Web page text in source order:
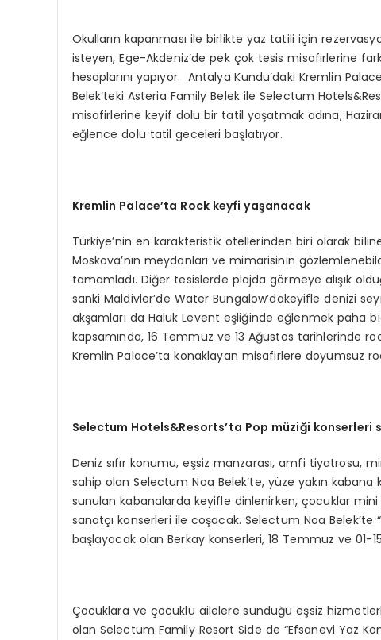
Okulların kapanması ile birlikte yaz tatili için
isteyen, Ege-Akdeniz’de pek çok tesis misafirlerine
hesaplarını yapıyor. Antalya Kundu’daki Kremlin
Belek’teki Asteria Family Belek ile Selectum
misafirlerine keyif dolu bir tatil yaşatmak adına,
eğlence dolu tatil geceleri başlatıyor.
Kremlin Palace’ta Rock keyfi yaşanacak
Türkiye’nin en karakteristik otellerinden biri olarak
Moskova’nın meydanları ve mimarisinin
tamamladı. Diğer tesislerde plajda görmeye alışık
sanki Maldivler’de Water Bungalow’dakeyifle denizi
akşamları da Haluk Levent eşliğinde eğlenmek paha
kapsamında, 16 Temmuz ve 13 Ağustos tarihlerinde
Kremlin Palace’ta konaklayan misafirlere doyumsuz
Selectum Hotels&Resorts’ta Pop müziği konserleri
Deniz sıfır konumu, eşsiz manzarası, amfi tiyatrosu,
sahip olan Selectum Noa Belek’te, yüze yakın
sunulan kabanalarda keyifle dinlenirken, çocuklar
sanatçı konserleri ile coşacak. Selectum Noa Belek’te
başlayacak olan Berkay konserleri, 18 Temmuz ve
Çocuklara ve çocuklu ailelere sunduğu eşsiz
olan Selectum Family Resort Side de “Efsanevi Yaz